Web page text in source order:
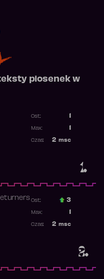
piosenek w
1.
Ost.:
Max:
2 msc
Czas:
2.
Ost.: 3
Max:
2 msc
Czas: